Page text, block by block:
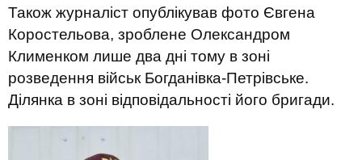
Також журналіст опублікував фото Євгена
Коростельова, зроблене Олександром
Клименком лише два дні тому в зоні
розведення військ Богданівка-Петрівське.
Ділянка в зоні відповідальності його бригади.